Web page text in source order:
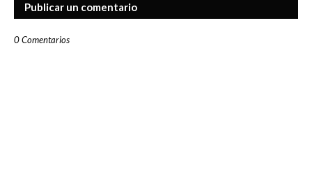
Publicar un comentario
0 Comentarios